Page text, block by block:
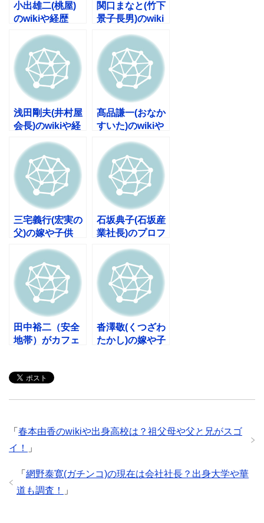
小出雄二(桃屋)
のwikiや経歴
大学と高校も調
査！
関口まなと(竹下
景子長男)のwiki
や名前の由来
も！
浅田剛夫(井村屋
会長)のwikiや経
年収も気にな
る！
髙品謙一(おなか
すいた)のwikiや
店の評判も！
三宅義行(宏実の
父)の嫁や子供
についても！
石坂典子(石坂産
業社長)のプロフ
は？結婚や子供
も！
田中裕二（安全
地帯）がカフェ
る！
沓澤敬(くつざわ
たかし)の嫁や子
「 春本由香のwikiや出身高校は？祖父母や父と兄がスゴ
イ！
」
「 網野泰寛(ガチンコ)の現在は会社社長？出身大学や華
道も調査！
」